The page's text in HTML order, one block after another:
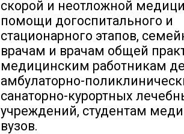
скорой и неотложной
помощи догоспитального и
стационарного этапов,
врачам и врачам общей
медицинским работникам
амбулаторно-
санаторно-курортных
учреждений, студентам
вузов.